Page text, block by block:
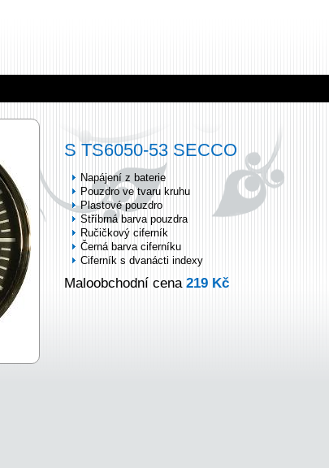
S TS6050-53 SECCO
Napájení z baterie
Pouzdro ve tvaru kruhu
Plastové pouzdro
Stříbrná barva pouzdra
Ručičkový ciferník
Černá barva ciferníku
Ciferník s dvanácti indexy
Maloobchodní cena 219 Kč